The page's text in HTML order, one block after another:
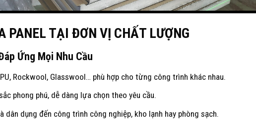
PANEL TẠI ĐƠN VỊ CHẤT LƯỢNG
Ứng Mọi Nhu Cầu
PU, Rockwool, Glasswool… phù hợp cho từng công trình khác nhau.
phong phú, dễ dàng lựa chọn theo yêu cầu.
dân dụng đến công trình công nghiệp, kho lạnh hay phòng sạch.